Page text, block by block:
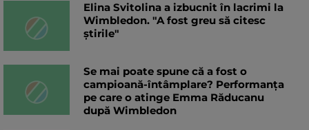
Elina Svitolina a izbucnit în lacrimi la
Wimbledon. "A fost greu să citesc
știrile"
Se mai poate spune că a fost o
campioană-întâmplare? Performanța
pe care o atinge Emma Răducanu
după Wimbledon